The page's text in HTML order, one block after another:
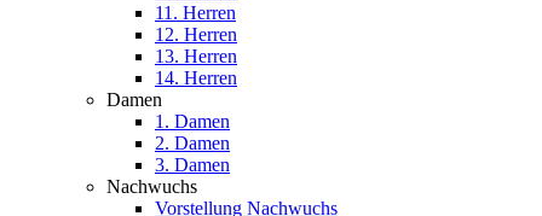
11. Herren
12. Herren
13. Herren
14. Herren
Damen
1. Damen
2. Damen
3. Damen
Nachwuchs
Vorstellung Nachwuchs